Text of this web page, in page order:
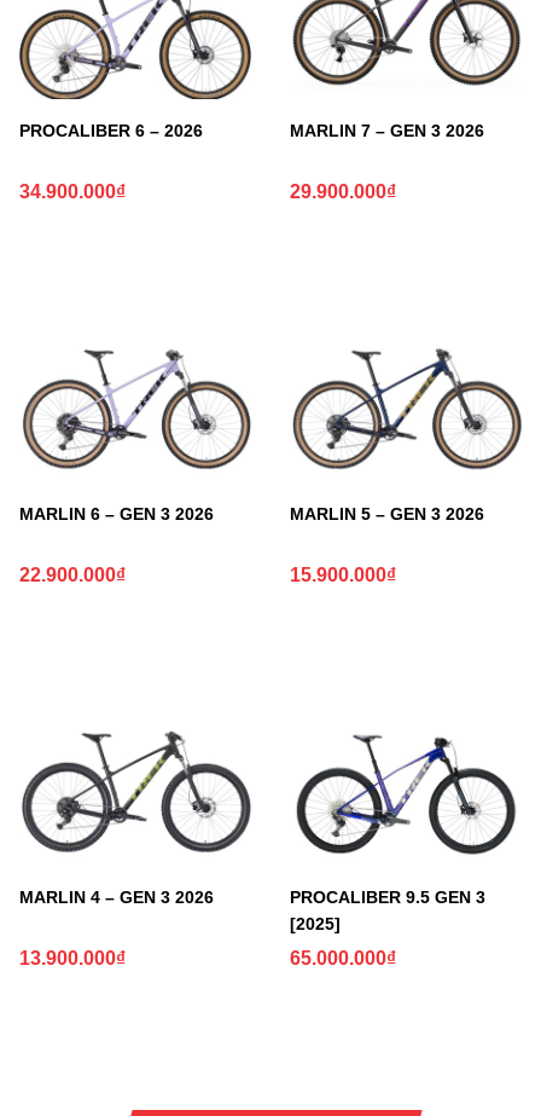
PROCALIBER 6 – 2026
34.900.000₫
MARLIN 7 – GEN 3 2026
29.900.000₫
MARLIN 6 – GEN 3 2026
22.900.000₫
MARLIN 5 – GEN 3 2026
15.900.000₫
MARLIN 4 – GEN 3 2026
13.900.000₫
PROCALIBER 9.5 GEN 3
[2025]
65.000.000₫